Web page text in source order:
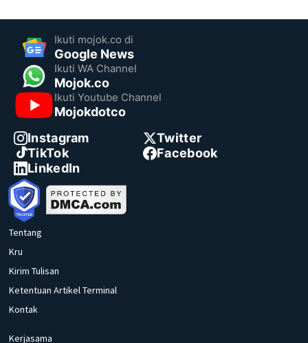
Ikuti mojok.co di
Google News
Ikuti WA Channel
Mojok.co
Ikuti Youtube Channel
Mojokdotco
Instagram
Twitter
TikTok
Facebook
LinkedIn
Tentang
Kru
Kirim Tulisan
Ketentuan Artikel Terminal
Kontak
Kerjasama